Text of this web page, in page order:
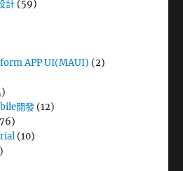
計 (59)
APP UI(MAUI) (2)
開發(12)
(10)